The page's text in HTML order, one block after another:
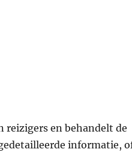
reizigers en behandelt de
informatie,